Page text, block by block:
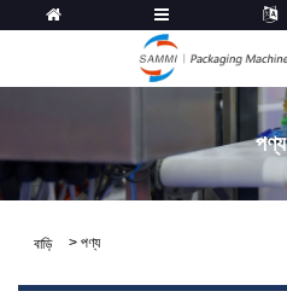
পণ্য
বাড়ি > পণ্য